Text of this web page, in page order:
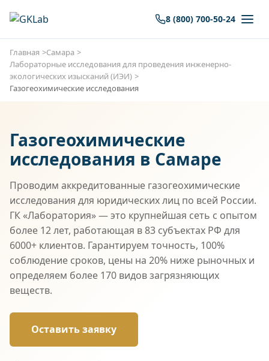
8 (800) 700-50-24
Главная
Самара
Лабораторные исследования для проведения инженерно-
экологических изысканий (ИЭИ)
Газогеохимические исследования
Газогеохимические
исследования в Самаре
Проводим аккредитованные газогеохимические
исследования для юридических лиц по всей России.
ГК «Лаборатория» — это крупнейшая сеть с опытом
более 12 лет, работающая в 83 субъектах РФ для
6000+ клиентов. Гарантируем точность, 100%
соблюдение сроков, цены на 20% ниже рыночных и
определяем более 170 видов загрязняющих
веществ.
Оставить заявку